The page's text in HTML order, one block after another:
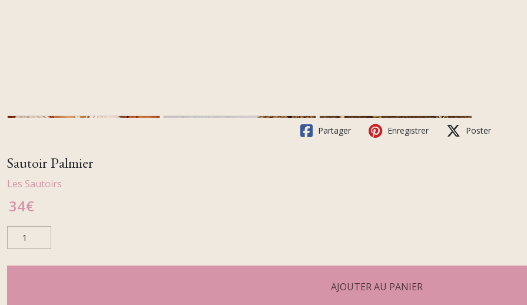
Partager Enregistrer Poster
Sautoir Palmier
Les Sautoirs
34€
AJOUTER AU PANIER